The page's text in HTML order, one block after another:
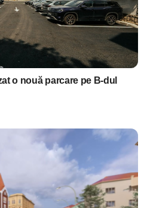
o nouă parcare pe B-dul